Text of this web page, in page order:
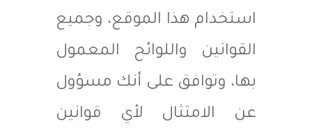
استخدام هذا الموقع، وجميع
القوانين واللوائح المعمول
بها، وتوافق على أنك مسؤول
عن الامتثال لأي قوانين